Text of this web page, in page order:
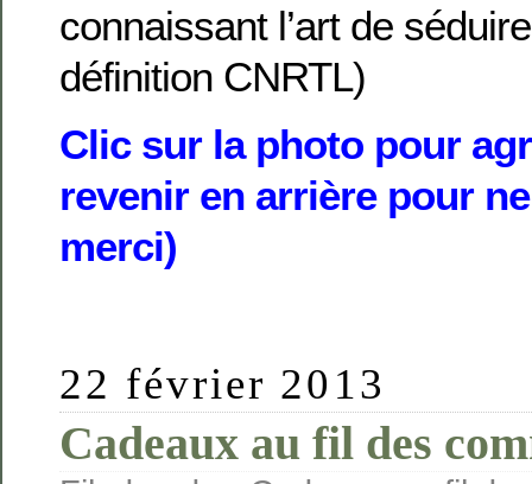
connaissant l’art de
définition CNRTL)
Clic sur la photo pour
revenir en arrière pour
merci)
22 février 2013
Cadeaux au fil des